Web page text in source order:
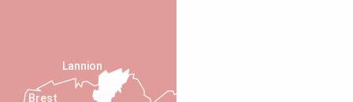
Lannion
Brest